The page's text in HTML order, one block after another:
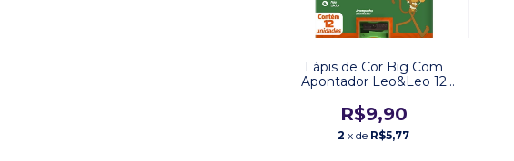
Lápis de Cor Big Com
Apontador Leo&Leo 12
R$9,90
2 x de R$5,77